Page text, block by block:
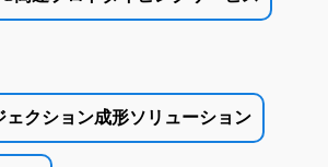
クション成形ソリューション